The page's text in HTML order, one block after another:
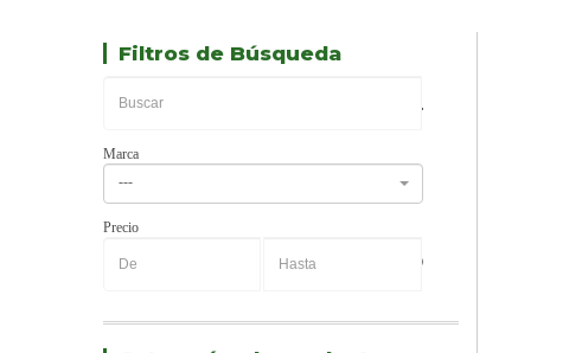
Filtros de Búsqueda
Marca
---
Precio